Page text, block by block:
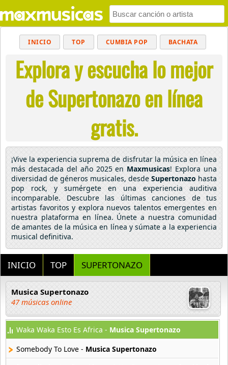
INICIO TOP CUMBIA POP BACHATA
POP MUSICA CRISTIANA REGGAETON
BALADAS ALTERNATIVO ELECTRÓNICA
CUMBIAS
Explora y escucha lo mejor
de Supertonazo en línea
gratis.
¡Vive la experiencia suprema de disfrutar la música en línea
más destacada del año 2025 en Maxmusicas! Explora una
diversidad de géneros musicales, desde Supertonazo hasta
pop rock, y sumérgete en una experiencia auditiva
incomparable. Descubre las últimas canciones de tus
artistas favoritos y explora nuevos talentos emergentes en
nuestra plataforma en línea. Únete a nuestra comunidad
de amantes de la música en línea y súmate a la experiencia
musical definitiva.
INICIO TOP SUPERTONAZO
Musica Supertonazo
47 músicas online
Waka Waka Esto Es Africa - Musica Supertonazo
Somebody To Love - Musica Supertonazo